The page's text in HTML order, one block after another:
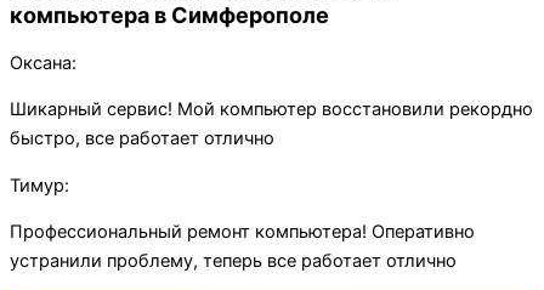
компьютера в Симферополе
Оксана:
Шикарный сервис! Мой компьютер восстановили рекордно
быстро, все работает отлично
Тимур:
Профессиональный ремонт компьютера! Оперативно
устранили проблему, теперь все работает отлично